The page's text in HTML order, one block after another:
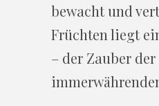
bewacht und
Früchten liegt
– der Zauber der